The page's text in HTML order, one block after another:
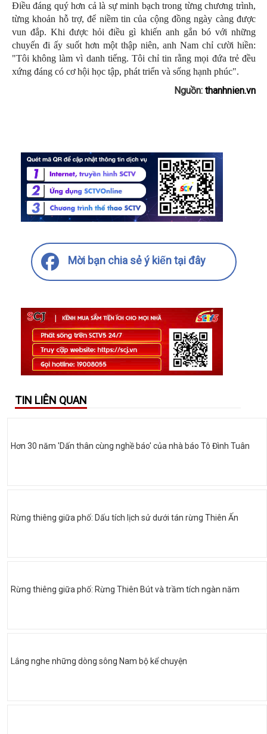
Điều đáng quý hơn cả là sự minh bạch trong từng chương trình,
từng khoản hỗ trợ, để niềm tin của cộng đồng ngày càng được
vun đắp. Khi được hỏi điều gì khiến anh gắn bó với những
chuyến đi ấy suốt hơn một thập niên, anh Nam chỉ cười hiền:
"Tôi không làm vì danh tiếng. Tôi chỉ tin rằng mọi đứa trẻ đều
xứng đáng có cơ hội học tập, phát triển và sống hạnh phúc".
Nguồn: thanhnien.vn
Mời bạn chia sẻ ý kiến tại đây
TIN LIÊN QUAN
Hơn 30 năm 'Dấn thân cùng nghề báo' của nhà báo Tô Đình Tuân
Rừng thiêng giữa phố: Dấu tích lịch sử dưới tán rừng Thiên Ấn
Rừng thiêng giữa phố: Rừng Thiên Bút và trầm tích ngàn năm
Lắng nghe những dòng sông Nam bộ kể chuyện